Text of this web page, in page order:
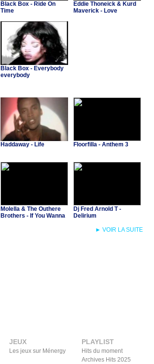
Black Box - Ride On
Time
Eddie Thoneick & Kurd
Maverick - Love
Black Box - Everybody
everybody
Haddaway - Life Floorfilla - Anthem 3
Molella & The Outhere
Brothers - If You Wanna
Dj Fred Arnold T -
Delirium
► VOIR LA SUITE
JEUX
Les jeux sur Ménergy
PLAYLIST
Hits du moment
Archives Hits 2025